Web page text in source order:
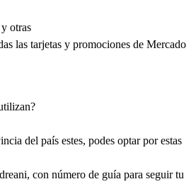
otras
las tarjetas y promociones de Mercado
del país estes, podes optar por estas
con número de guía para seguir tu